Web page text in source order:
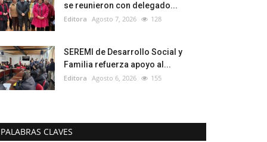
se reunieron con delegado...
Editora Agosto 7, 2026 128
SEREMI de Desarrollo Social y
Familia refuerza apoyo al...
Editora Agosto 6, 2026 155
PALABRAS CLAVES